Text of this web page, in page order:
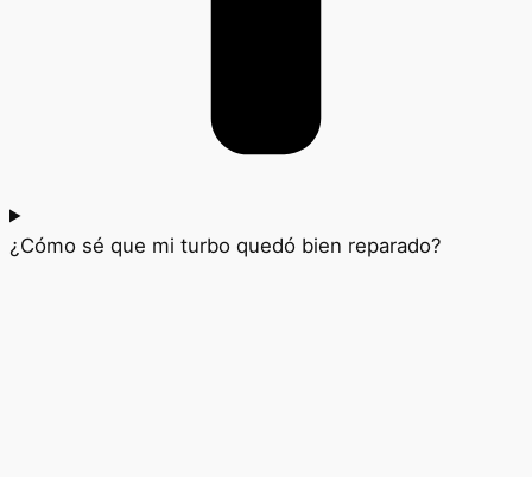
¿Cómo sé que mi turbo quedó bien reparado?